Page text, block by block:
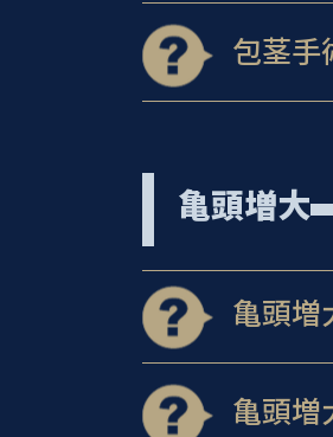
包茎手
亀頭増大
亀頭増
亀頭増